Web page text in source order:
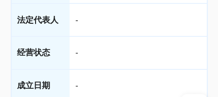
法定代表人 -
经营状态 -
成立日期 -